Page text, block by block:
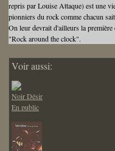
repris par Louise Attaque) est une
pionniers du rock comme chacun
On leur devrait d'ailleurs la
"Rock around the clock".
Voir aussi:
Noir Désir
En public